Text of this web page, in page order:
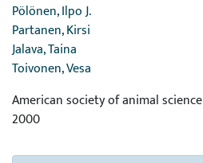
Pölönen, Ilpo J.
Partanen, Kirsi
Jalava, Taina
Toivonen, Vesa
American society of animal science
2000